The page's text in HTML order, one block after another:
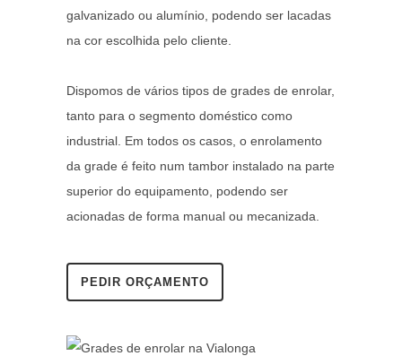
galvanizado ou alumínio, podendo ser lacadas
na cor escolhida pelo cliente.
Dispomos de vários tipos de grades de enrolar,
tanto para o segmento doméstico como
industrial. Em todos os casos, o enrolamento
da grade é feito num tambor instalado na parte
superior do equipamento, podendo ser
acionadas de forma manual ou mecanizada.
PEDIR ORÇAMENTO